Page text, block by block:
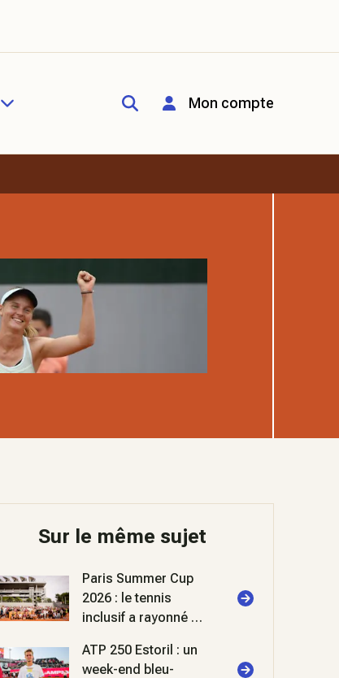
Mon compte
Sur le même sujet
Paris Summer Cup
2026 : le tennis
inclusif a rayonné à
ATP 250 Estoril : un
week-end bleu-